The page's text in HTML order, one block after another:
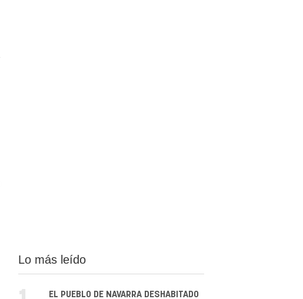
Lo más leído
EL PUEBLO DE NAVARRA DESHABITADO